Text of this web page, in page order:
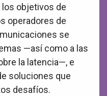
los objetivos de
operadores de
se
—así como a las
la latencia—, e
soluciones que
desafíos.